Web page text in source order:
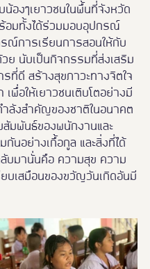
น้องๆเยาวชนในพื้นที่จังหวัด
อมทั้งได้ร่วมมอบอุปกรณ์
ณ์การเรียนการสอนให้กับ
วย นับเป็นกิจกรรมที่ส่งเสริม
รที่ดี สร้างสุขภาวะทางจิตใจ
เพื่อให้เยาวชนเติบโตอย่างมี
ลังสำคัญของชาติในอนาคต
มพันธ์ของพนักงานและ
นอย่างเกื้อกูล และสิ่งที่ได้
บมานั่นคือ ความสุข ความ
ยบเสมือนของขวัญวันเกิดอันมี